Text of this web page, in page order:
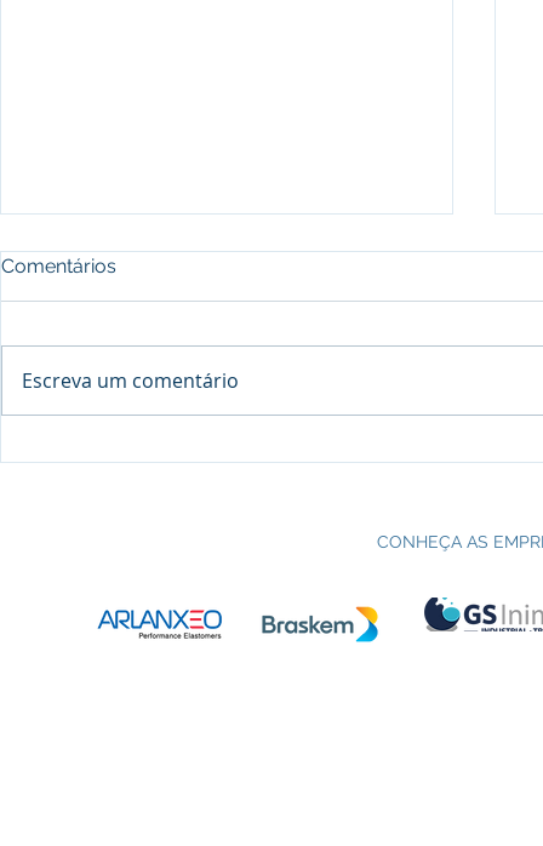
Comentários
Escreva um comentário
CONHEÇA AS